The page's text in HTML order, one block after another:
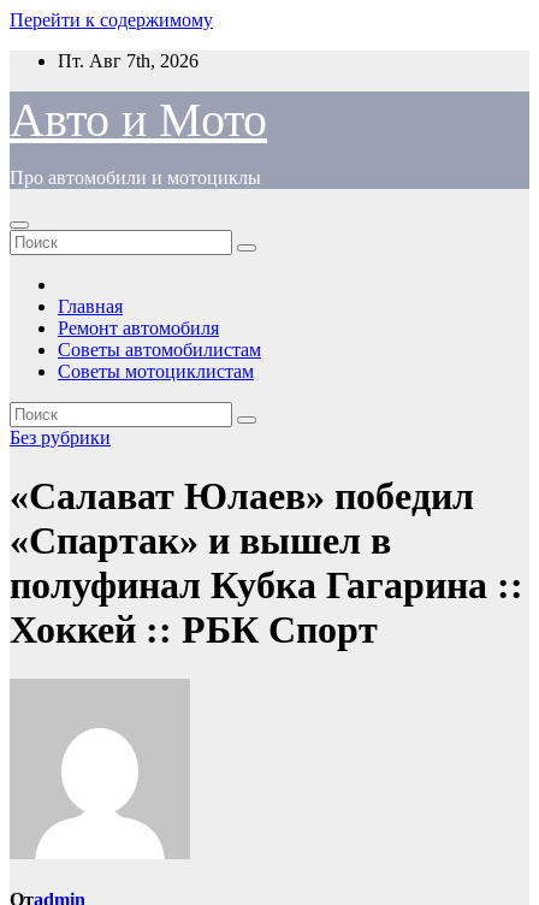
Перейти к содержимому
Пт. Авг 7th, 2026
Авто и Мото
Про автомобили и мотоциклы
Главная
Ремонт автомобиля
Советы автомобилистам
Советы мотоциклистам
Без рубрики
«Салават Юлаев» победил
«Спартак» и вышел в
полуфинал Кубка Гагарина ::
Хоккей :: РБК Спорт
Отadmin